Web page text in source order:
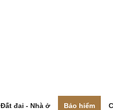
Đất đai - Nhà ở Bảo hiểm